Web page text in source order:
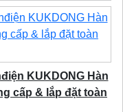
KUKDONG Hàn
cấp & lắp đặt toàn